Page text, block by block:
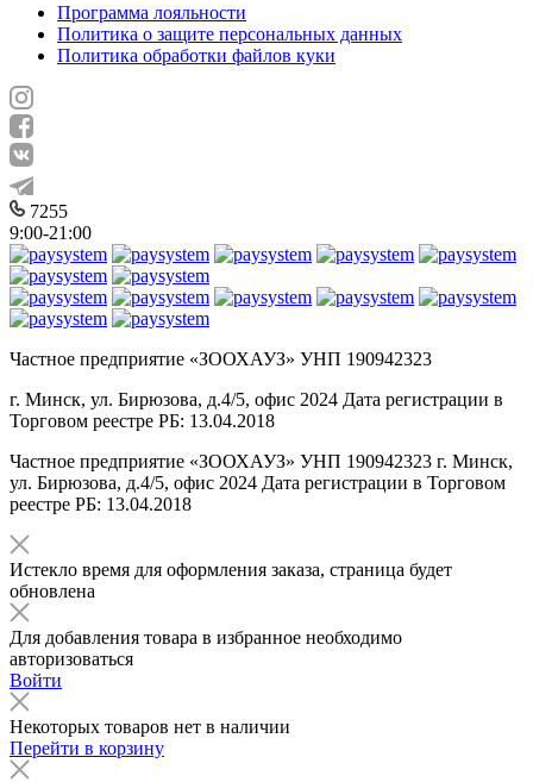
Программа лояльности
Политика о защите персональных данных
Политика обработки файлов куки
7255
9:00-21:00
Частное предприятие «ЗООХАУЗ» УНП 190942323
г. Минск, ул. Бирюзова, д.4/5, офис 2024 Дата регистрации в
Торговом реестре РБ: 13.04.2018
Частное предприятие «ЗООХАУЗ» УНП 190942323 г. Минск,
ул. Бирюзова, д.4/5, офис 2024 Дата регистрации в Торговом
реестре РБ: 13.04.2018
Истекло время для оформления заказа, страница будет
обновлена
Для добавления товара в избранное необходимо
авторизоваться
Войти
Некоторых товаров нет в наличии
Перейти в корзину